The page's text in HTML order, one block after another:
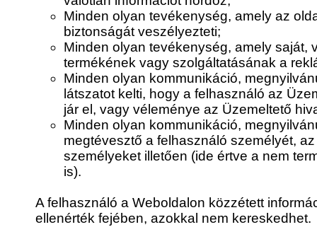
Minden olyan tevékenység, amely az
biztonságát veszélyezteti;
Minden olyan tevékenység, amely saját,
termékének vagy szolgáltatásának a
Minden olyan kommunikáció,
látszatot kelti, hogy a felhasználó az
jár el, vagy véleménye az Üzemeltető
Minden olyan kommunikáció,
megtévesztő a felhasználó személyét,
személyeket illetően (ide értve a nem
is).
A felhasználó a Weboldalon közzétett
ellenérték fejében, azokkal nem kereskedhet.